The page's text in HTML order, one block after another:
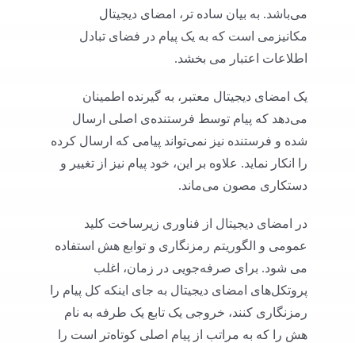
می‌باشد. به بیان ساده تر، امضای دیجیتال
مکانیزمی است که به یک پیام در فضای تبادل
اطلاعات اعتبار می ‌بخشد.
یک امضای دیجیتال معتبر، به گیرنده‌ اطمینان
می‌دهد که پیام توسط فرستنده‌ی اصلی ارسال
شده و فرستنده نیز نمی‌تواند پیامی که ارسال کرده
را انکار نماید. علاوه بر این، خود پیام نیز از تغییر و
دستکاری مصون می‌ماند.
در امضای دیجیتال از فناوری زیرساخت کلید
عمومی و الگوریتم رمزنگاری و توابع هش استفاده
می‌ شود. برای صرفه‌جویی در زمان، اغلب
پروتکل‌های امضای دیجیتال به جای اینکه کل پیام را
رمزنگاری کنند، خروجی یک تابع یک طرفه به نام
هش را که به مراتب از پیام اصلی کوتاه‌تر است را